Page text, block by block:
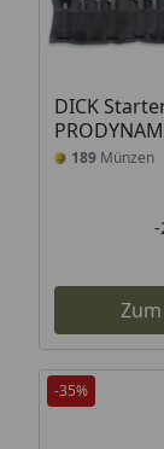
DICK
189 Münzen
-
-35%